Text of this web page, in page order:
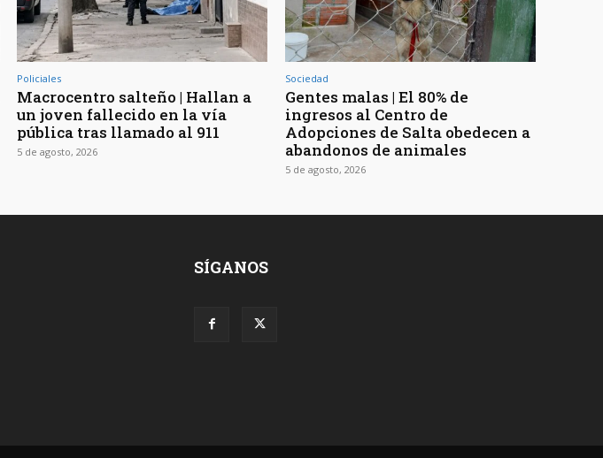
Policiales
Macrocentro salteño | Hallan a
un joven fallecido en la vía
pública tras llamado al 911
5 de agosto, 2026
Sociedad
Gentes malas | El 80% de
ingresos al Centro de
Adopciones de Salta obedecen a
abandonos de animales
5 de agosto, 2026
SÍGANOS